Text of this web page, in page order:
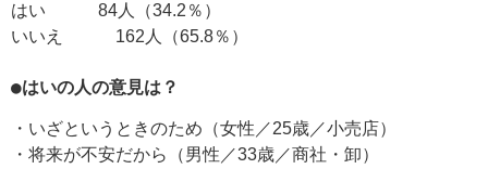
はい 84人（34.2％）
いいえ 162人（65.8％）
●はいの人の意見は？
・いざというときのため（女性／25歳／小売店）
・将来が不安だから（男性／33歳／商社・卸）